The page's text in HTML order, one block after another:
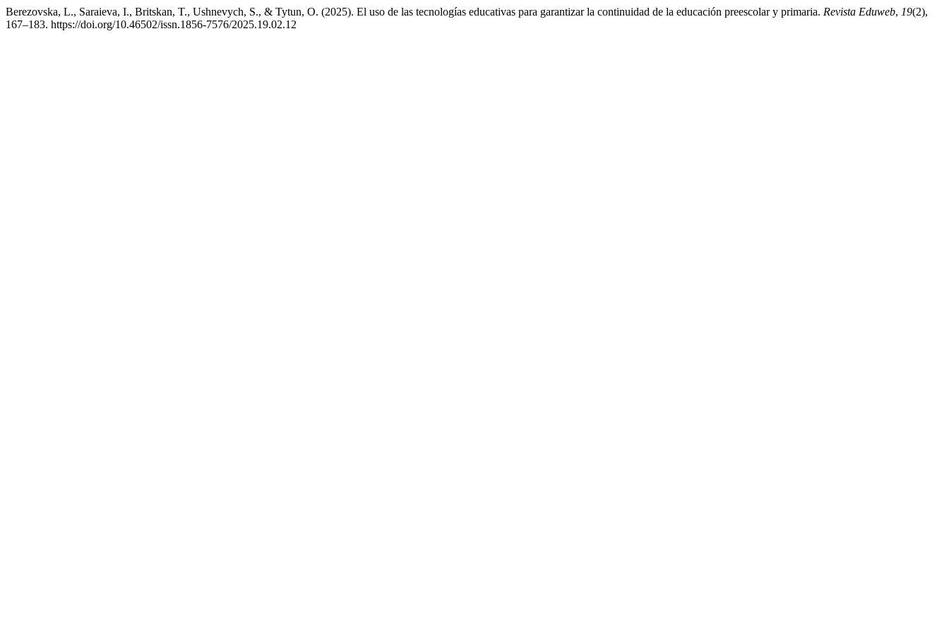
Berezovska, L., Saraieva, I., Britskan, T., Ushnevych, S., & Tytun, O. (2025). El uso de las tecnologías educativas para garantizar la continuidad de la educación preescolar y primaria. Revista Eduweb, 19(2),
167–183. https://doi.org/10.46502/issn.1856-7576/2025.19.02.12